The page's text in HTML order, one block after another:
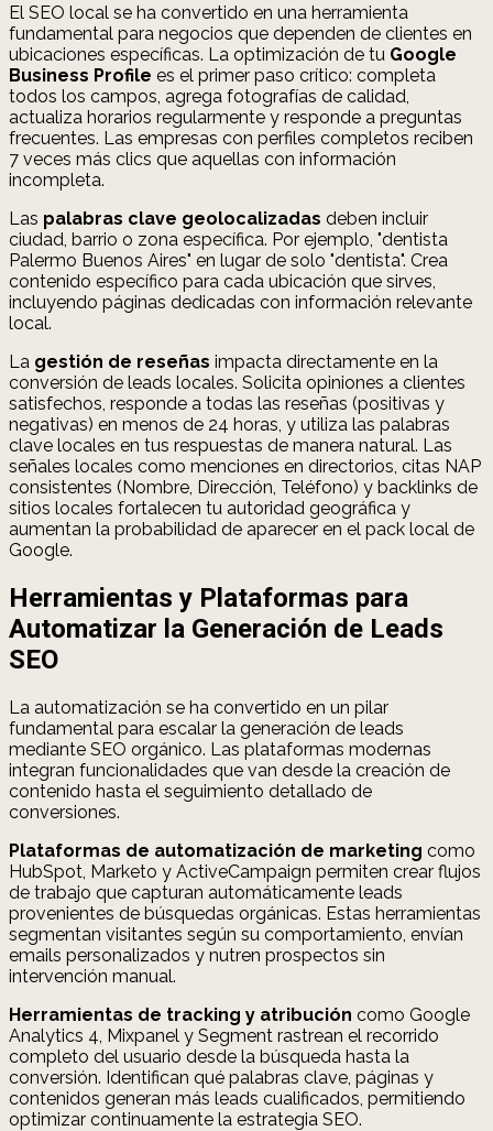
El SEO local se ha convertido en una herramienta
fundamental para negocios que dependen de clientes en
ubicaciones específicas. La optimización de tu Google
Business Profile es el primer paso crítico: completa
todos los campos, agrega fotografías de calidad,
actualiza horarios regularmente y responde a preguntas
frecuentes. Las empresas con perfiles completos reciben
7 veces más clics que aquellas con información
incompleta.
Las palabras clave geolocalizadas deben incluir
ciudad, barrio o zona específica. Por ejemplo, "dentista
Palermo Buenos Aires" en lugar de solo "dentista". Crea
contenido específico para cada ubicación que sirves,
incluyendo páginas dedicadas con información relevante
local.
La gestión de reseñas impacta directamente en la
conversión de leads locales. Solicita opiniones a clientes
satisfechos, responde a todas las reseñas (positivas y
negativas) en menos de 24 horas, y utiliza las palabras
clave locales en tus respuestas de manera natural. Las
señales locales como menciones en directorios, citas NAP
consistentes (Nombre, Dirección, Teléfono) y backlinks de
sitios locales fortalecen tu autoridad geográfica y
aumentan la probabilidad de aparecer en el pack local de
Google.
Herramientas y Plataformas para
Automatizar la Generación de Leads
SEO
La automatización se ha convertido en un pilar
fundamental para escalar la generación de leads
mediante SEO orgánico. Las plataformas modernas
integran funcionalidades que van desde la creación de
contenido hasta el seguimiento detallado de
conversiones.
Plataformas de automatización de marketing como
HubSpot, Marketo y ActiveCampaign permiten crear flujos
de trabajo que capturan automáticamente leads
provenientes de búsquedas orgánicas. Estas herramientas
segmentan visitantes según su comportamiento, envían
emails personalizados y nutren prospectos sin
intervención manual.
Herramientas de tracking y atribución como Google
Analytics 4, Mixpanel y Segment rastrean el recorrido
completo del usuario desde la búsqueda hasta la
conversión. Identifican qué palabras clave, páginas y
contenidos generan más leads cualificados, permitiendo
optimizar continuamente la estrategia SEO.